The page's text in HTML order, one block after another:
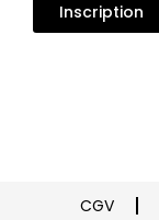
Inscription
CGV